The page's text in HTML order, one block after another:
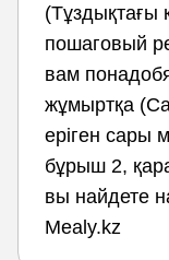
(Тұздықтағы
пошаговый
вам
жұмыртқа
еріген сары
бұрыш 2,
вы найдете
Mealy.kz